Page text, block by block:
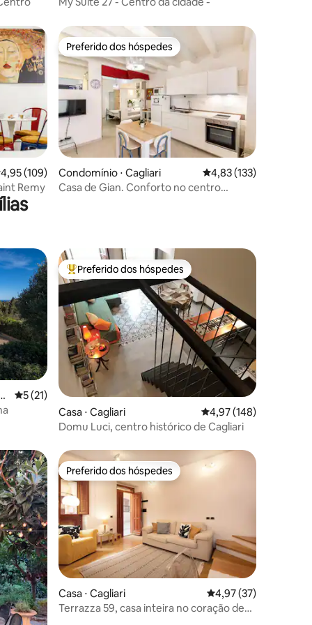
hóspedes
de uma avaliação média de 5, 109 avaliações
4,95 (109)
Remy
Preferido dos hóspedes
Preferido dos hóspedes
Condomínio ⋅ Cagliari 4,83 de uma avaliação
4,83 (133)
Casa de Gian. Conforto no centro
hóspedes
5 de uma avaliação média de 5, 21 avaliações
5 (21)
Entre os melhores preferidos dos hóspedes
Preferido dos hóspedes
Casa ⋅ Cagliari 4,97 de uma avaliação
4,97 (148)
Domu Luci, centro histórico de Cagliari
Preferido dos hóspedes
Preferido dos hóspedes
Casa ⋅ Cagliari 4,97 de uma
4,97 (37)
Terrazza 59, casa inteira no coração de